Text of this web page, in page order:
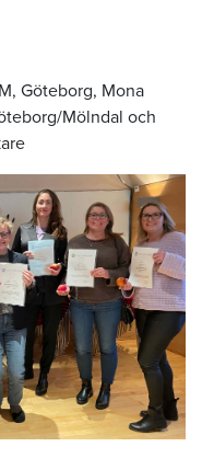
Göteborg, Mona
Mölndal och